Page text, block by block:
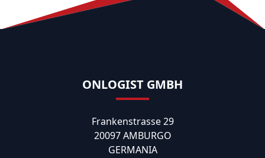
ONLOGIST GMBH
Frankenstrasse 29
20097 AMBURGO
GERMANIA